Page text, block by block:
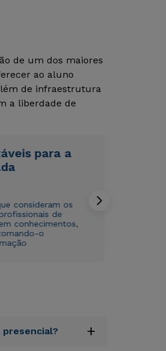
de um dos maiores
ao aluno
de infraestrutura
a liberdade de
para a
consideram os
de
conhecimentos,
o
+
aPolítica de Privacidade.
sejam utilizados para o
Cruzeiro do Sul.
aPolítica de Privacidade.
sejam utilizados para o
Cruzeiro do Sul.